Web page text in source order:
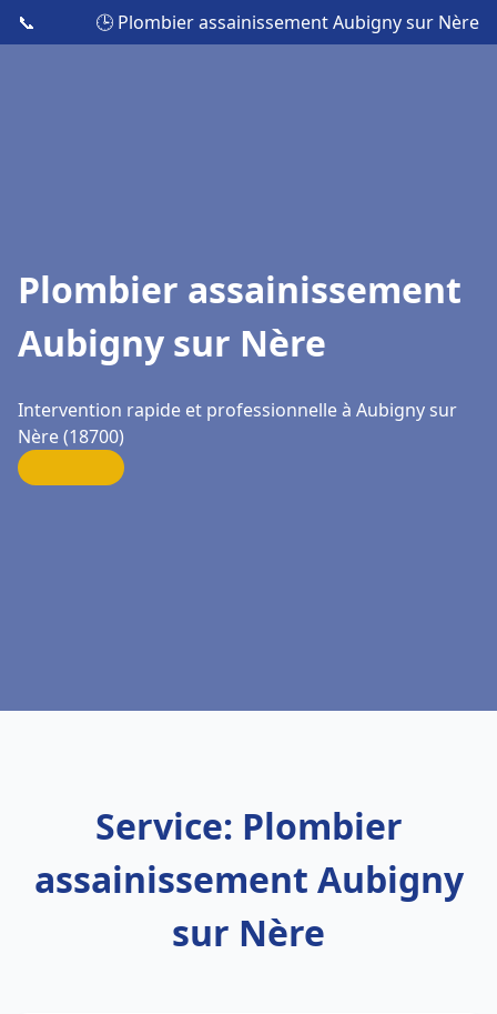
📞 🕒 Plombier assainissement Aubigny sur Nère
Plombier assainissement
Aubigny sur Nère
Intervention rapide et professionnelle à Aubigny sur
Nère (18700)
Service: Plombier
assainissement Aubigny
sur Nère